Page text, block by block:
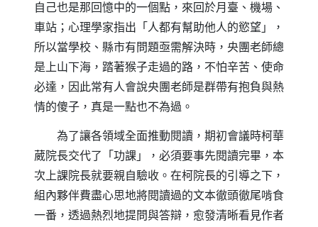
自己也是那回憶中的一個點，來回於月臺、機場、
車站；心理學家指出「人都有幫助他人的慾望」，
所以當學校、縣市有問題亟需解決時，央團老師總
是上山下海，踏著猴子走過的路，不怕辛苦、使命
必達，因此常有人會說央團老師是群帶有抱負與熱
情的傻子，真是一點也不為過。
為了讓各領域全面推動閱讀，期初會議時柯華
葳院長交代了「功課」，必須要事先閱讀完畢，本
次上課院長就要親自驗收。在柯院長的引導之下，
組內夥伴費盡心思地將閱讀過的文本徹頭徹尾啃食
一番，透過熱烈地提問與答辯，愈發清晰看見作者